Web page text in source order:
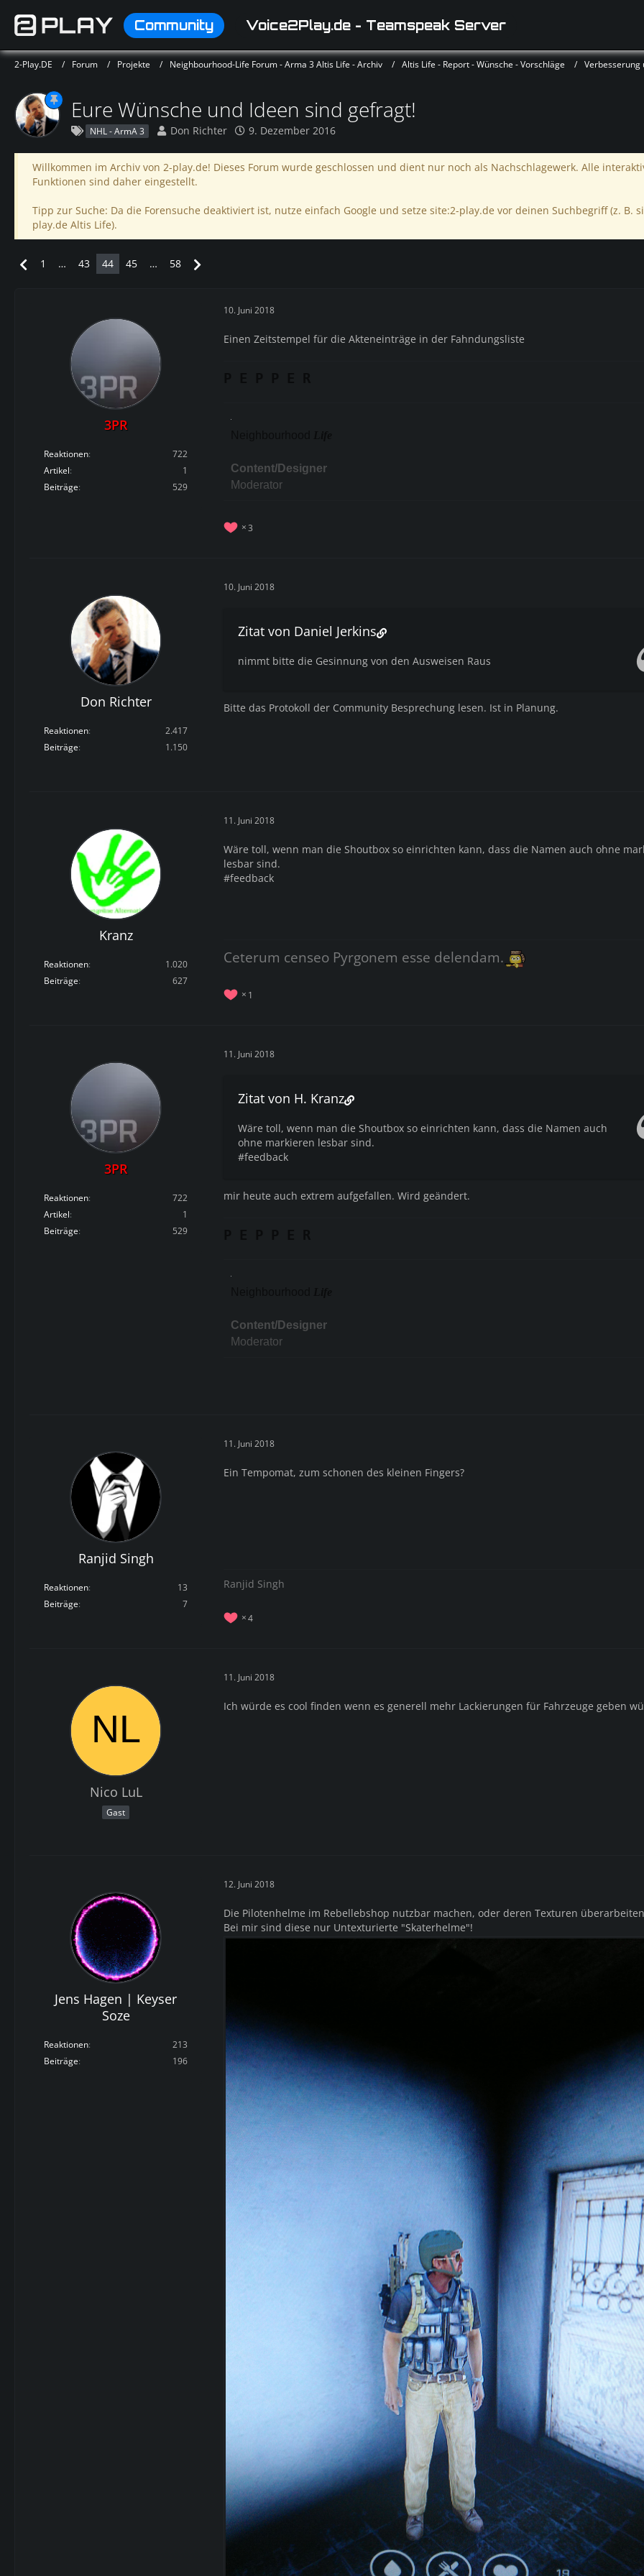
Community Voice2Play.de - Teamspeak Server
2-Play.DE Forum Projekte Neighbourhood-Life Forum - Arma 3 Altis Life - Archiv Altis Life - Report - Wünsche - Vorschläge Verbesserung
Eure Wünsche und Ideen sind gefragt!
NHL - ArmA 3 Don Richter 9. Dezember 2016
Willkommen im Archiv von 2-play.de! Dieses Forum wurde geschlossen und dient nur noch als Nachschlagewerk. Alle
Funktionen sind daher eingestellt.
Tipp zur Suche: Da die Forensuche deaktiviert ist, nutze einfach Google und setze site:2-play.de vor deinen Suchbegriff (z. B.
play.de Altis Life).
1 … 43 44 45 … 58
3PR
Reaktionen
722
Artikel
1
Beiträge
529
10. Juni 2018
Einen Zeitstempel für die Akteneinträge in der Fahndungsliste
Content/Designer
Moderator
3
Don Richter
Reaktionen
2.417
Beiträge
1.150
10. Juni 2018
Zitat von Daniel Jerkins
nimmt bitte die Gesinnung von den Ausweisen Raus
Bitte das Protokoll der Community Besprechung lesen. Ist in Planung.
Kranz
Reaktionen
1.020
Beiträge
627
11. Juni 2018
Wäre toll, wenn man die Shoutbox so einrichten kann, dass die Namen auch ohne
lesbar sind.
#feedback
Ceterum censeo Pyrgonem esse delendam.
1
3PR
Reaktionen
722
Artikel
1
Beiträge
529
11. Juni 2018
Zitat von H. Kranz
Wäre toll, wenn man die Shoutbox so einrichten kann, dass die Namen auch
ohne markieren lesbar sind.
#feedback
mir heute auch extrem aufgefallen. Wird geändert.
Content/Designer
Moderator
Ranjid Singh
Reaktionen
13
Beiträge
7
11. Juni 2018
Ein Tempomat, zum schonen des kleinen Fingers?
Ranjid Singh
4
Nico LuL
Gast
11. Juni 2018
Ich würde es cool finden wenn es generell mehr Lackierungen für Fahrzeuge geben
Jens Hagen | Keyser
Soze
Reaktionen
213
Beiträge
196
12. Juni 2018
Die Pilotenhelme im Rebellebshop nutzbar machen, oder deren Texturen
Bei mir sind diese nur Untexturierte "Skaterhelme"!